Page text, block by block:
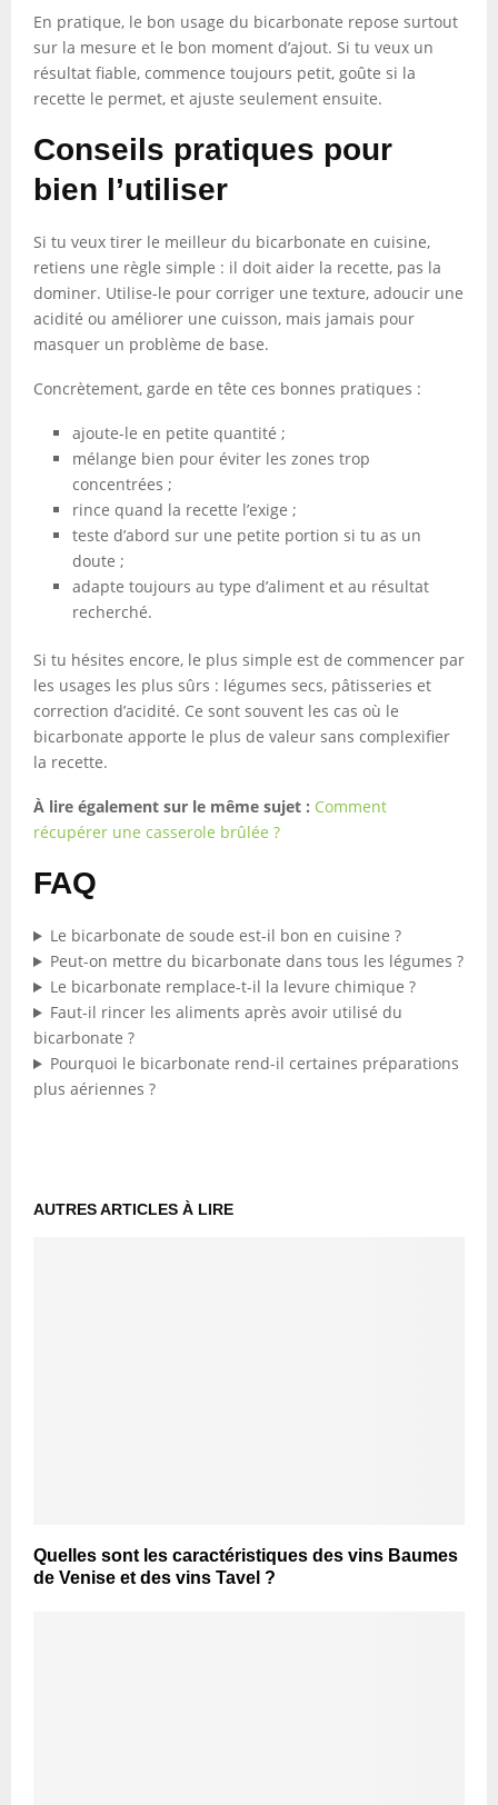
En pratique, le bon usage du bicarbonate repose surtout
sur la mesure et le bon moment d’ajout. Si tu veux un
résultat fiable, commence toujours petit, goûte si la
recette le permet, et ajuste seulement ensuite.
Conseils pratiques pour
bien l’utiliser
Si tu veux tirer le meilleur du bicarbonate en cuisine,
retiens une règle simple : il doit aider la recette, pas la
dominer. Utilise-le pour corriger une texture, adoucir une
acidité ou améliorer une cuisson, mais jamais pour
masquer un problème de base.
Concrètement, garde en tête ces bonnes pratiques :
ajoute-le en petite quantité ;
mélange bien pour éviter les zones trop
concentrées ;
rince quand la recette l’exige ;
teste d’abord sur une petite portion si tu as un
doute ;
adapte toujours au type d’aliment et au résultat
recherché.
Si tu hésites encore, le plus simple est de commencer par
les usages les plus sûrs : légumes secs, pâtisseries et
correction d’acidité. Ce sont souvent les cas où le
bicarbonate apporte le plus de valeur sans complexifier
la recette.
À lire également sur le même sujet : Comment
récupérer une casserole brûlée ?
FAQ
Le bicarbonate de soude est-il bon en cuisine ?
Peut-on mettre du bicarbonate dans tous les légumes ?
Le bicarbonate remplace-t-il la levure chimique ?
Faut-il rincer les aliments après avoir utilisé du
bicarbonate ?
Pourquoi le bicarbonate rend-il certaines préparations
plus aériennes ?
AUTRES ARTICLES À LIRE
Quelles sont les caractéristiques des vins Baumes
de Venise et des vins Tavel ?